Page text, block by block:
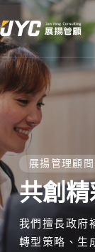
展揚管理顧問
共創
我們擅長政府
轉型策略、生